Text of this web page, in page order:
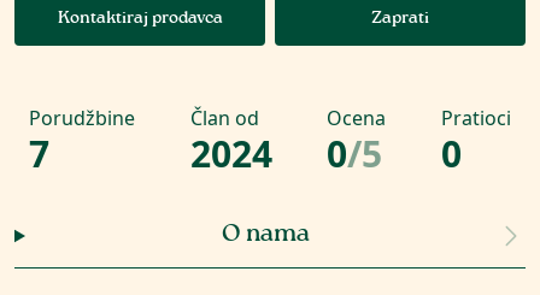
Kontaktiraj prodavca Zaprati
Porudžbine
7
Član od
2024
Ocena
0/5
Pratioci
0
O nama